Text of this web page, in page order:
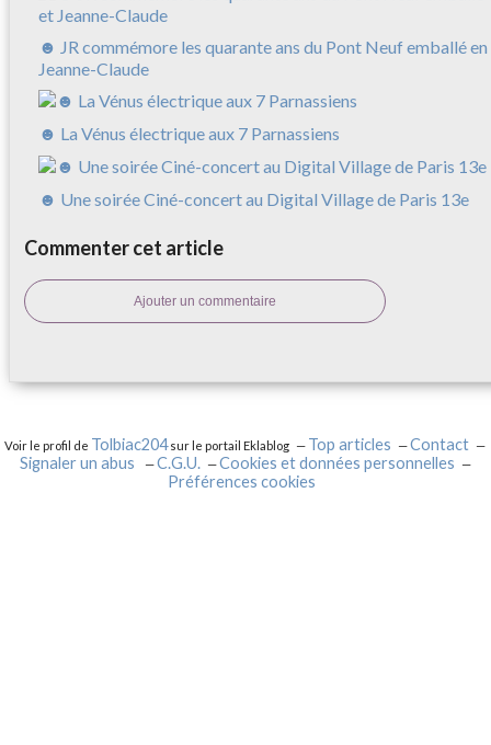
☻ JR commémore les quarante ans du Pont Neuf emballé
Jeanne-Claude
☻ La Vénus électrique aux 7 Parnassiens
☻ Une soirée Ciné-concert au Digital Village de Paris 13e
Commenter cet article
Ajouter un commentaire
Voir le profil de Tolbiac204sur le portail Eklablog Top articles
Contact
Signaler un abus
C.G.U.
Cookies et données personnelles
Préférences cookies